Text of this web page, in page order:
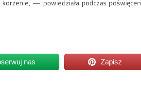
— powiedziała podczas
nas Zapisz